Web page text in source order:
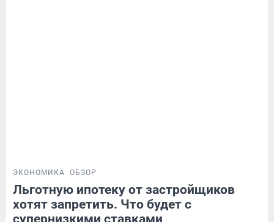
ЭКОНОМИКА ОБЗОР
Льготную ипотеку от застройщиков
хотят запретить. Что будет с
супернизкими ставками